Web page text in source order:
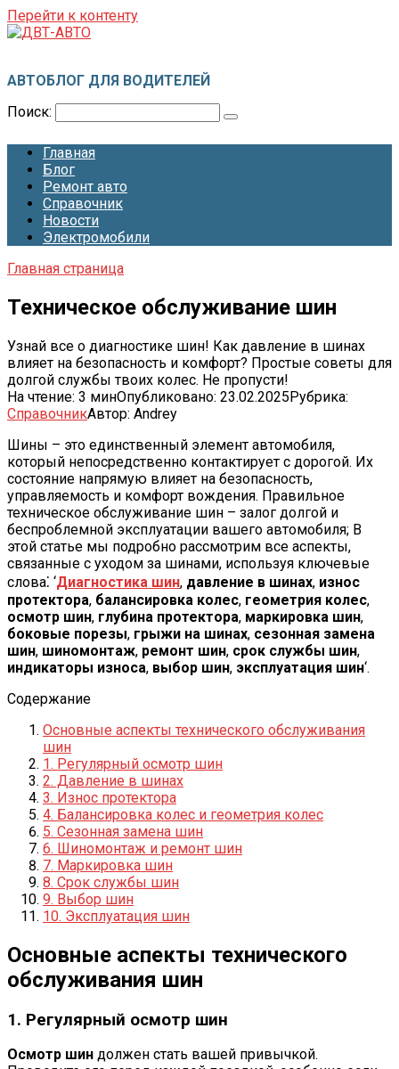
Перейти к контенту
АВТОБЛОГ ДЛЯ ВОДИТЕЛЕЙ
Поиск:
Главная
Блог
Ремонт авто
Справочник
Новости
Электромобили
Главная страница
Техническое обслуживание шин
Узнай все о диагностике шин! Как давление в шинах
влияет на безопасность и комфорт? Простые советы для
долгой службы твоих колес. Не пропусти!
На чтение: 3 минОпубликовано: 23.02.2025Рубрика:
СправочникАвтор: Andrey
Шины – это единственный элемент автомобиля,
который непосредственно контактирует с дорогой. Их
состояние напрямую влияет на безопасность,
управляемость и комфорт вождения. Правильное
техническое обслуживание шин – залог долгой и
беспроблемной эксплуатации вашего автомобиля; В
этой статье мы подробно рассмотрим все аспекты,
связанные с уходом за шинами, используя ключевые
слова⁚ ‘Диагностика шин, давление в шинах, износ
протектора, балансировка колес, геометрия колес,
осмотр шин, глубина протектора, маркировка шин,
боковые порезы, грыжи на шинах, сезонная замена
шин, шиномонтаж, ремонт шин, срок службы шин,
индикаторы износа, выбор шин, эксплуатация шин‘.
Содержание
Основные аспекты технического обслуживания
шин
1. Регулярный осмотр шин
2. Давление в шинах
3. Износ протектора
4. Балансировка колес и геометрия колес
5. Сезонная замена шин
6. Шиномонтаж и ремонт шин
7. Маркировка шин
8. Срок службы шин
9. Выбор шин
10. Эксплуатация шин
Основные аспекты технического
обслуживания шин
1. Регулярный осмотр шин
Осмотр шин должен стать вашей привычкой.